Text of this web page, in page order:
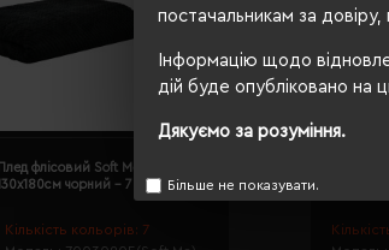
постачальникам за довіру,
Інформацію щодо
дій буде опубліковано на
Дякуємо за розуміння.
Більше не показувати.
Кількість кольорів: 7
Плед флісовий Soft Me Diamond
130х180см чорний - 70030205-01